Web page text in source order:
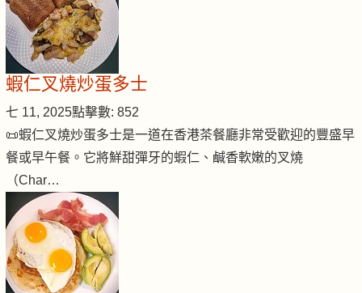
蝦仁叉燒炒蛋多士
七 11, 2025點擊數: 852
📜蝦仁叉燒炒蛋多士是一道在香港茶餐廳非常受歡迎的豐盛早
餐或早午餐。它將鮮甜彈牙的蝦仁、鹹香軟嫩的叉燒
（Char…